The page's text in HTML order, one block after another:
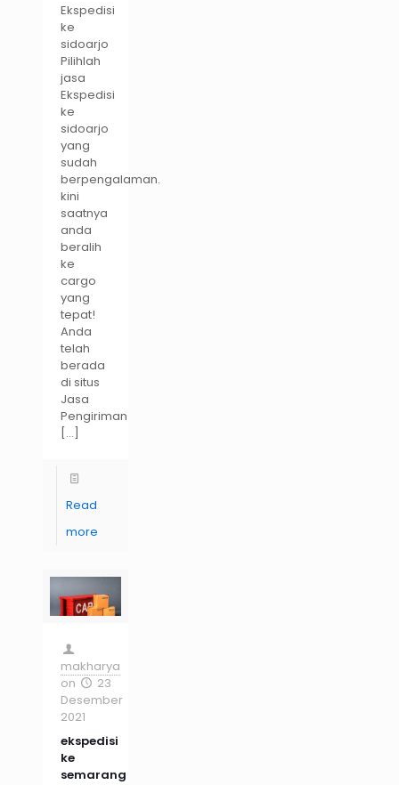
Ekspedisi
ke
sidoarjo
Pilihlah
jasa
Ekspedisi
ke
sidoarjo
yang
sudah
berpengalaman.
kini
saatnya
anda
beralih
ke
cargo
yang
tepat!
Anda
telah
berada
di situs
Jasa
Pengiriman
[…]
Read
more
makharya
on
23
Desember
2021
ekspedisi
ke
semarang